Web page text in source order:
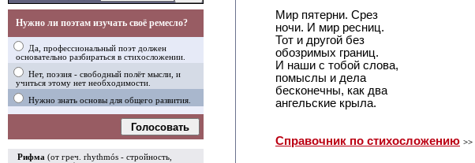
Нужно ли поэтам изучать своё ремесло?
Да, профессиональный поэт должен
основательно разбираться в стихосложении.
Нет, поэзия - свободный полёт мысли, и
учиться этому нет необходимости.
Нужно знать основы для общего развития.
Голосовать
Рифма (от греч. rhythmós - стройность,
Мир пятерни. Срез
ночи. И мир ресниц.
Тот и другой без
обозримых границ.
И наши с тобой слова,
помыслы и дела
бесконечны, как два
ангельские крыла.
Справочник по стихосложению >>